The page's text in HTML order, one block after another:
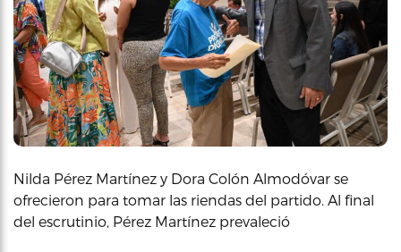
Nilda Pérez Martínez y Dora Colón Almodóvar se
ofrecieron para tomar las riendas del partido. Al final
del escrutinio, Pérez Martínez prevaleció